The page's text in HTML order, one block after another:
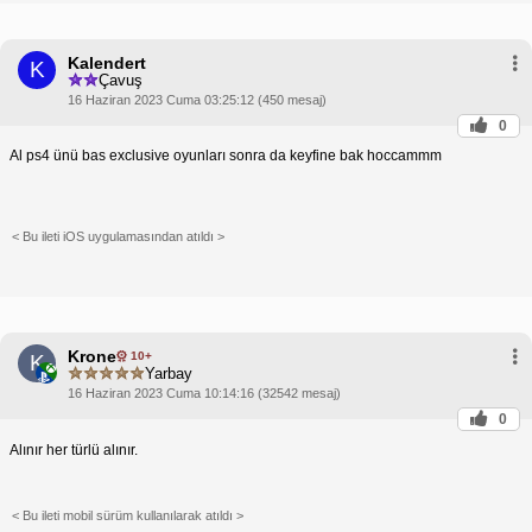
K Kalendert
Çavuş
16 Haziran 2023 Cuma 03:25:12 (450 mesaj)
0
Al ps4 ünü bas exclusive oyunları sonra da keyfine bak hoccammm
< Bu ileti iOS uygulamasından atıldı >
K Krone 10+
Yarbay
16 Haziran 2023 Cuma 10:14:16 (32542 mesaj)
0
Alınır her türlü alınır.
< Bu ileti mobil sürüm kullanılarak atıldı >